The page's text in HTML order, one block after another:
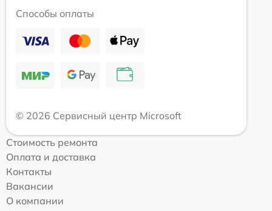
Способы оплаты
© 2026 Сервисный центр Microsoft
Стоимость ремонта
Оплата и доставка
Контакты
Вакансии
О компании